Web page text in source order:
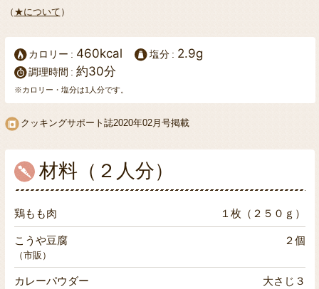
（ ★について ）
カロリー 460kcal 塩分 2.9g
調理時間 約30分
※カロリー・塩分は1人分です。
クッキングサポート誌2020年02月号掲載
材料（２人分）
鶏もも肉 １枚（２５０ｇ）
こうや豆腐 ２個
（市販）
カレーパウダー 大さじ３